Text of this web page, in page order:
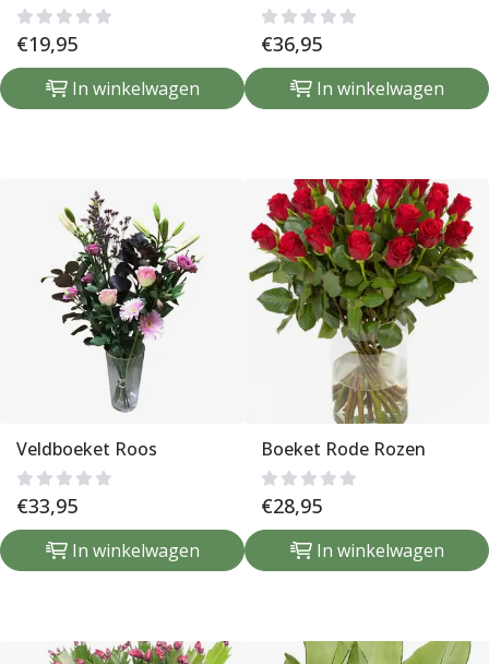
€19,95
In winkelwagen
€36,95
In winkelwagen
Veldboeket Roos
€33,95
In winkelwagen
Boeket Rode Rozen
€28,95
In winkelwagen